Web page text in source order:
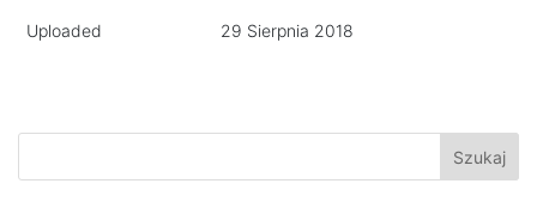
Uploaded 29 Sierpnia 2018